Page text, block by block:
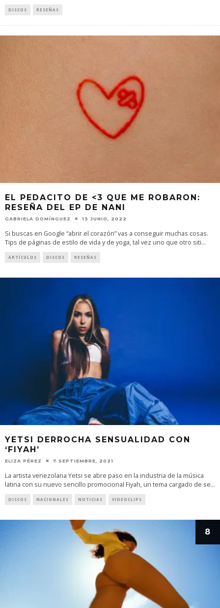
DISCOS RESEÑAS
EL PEDACITO DE <3 QUE ME ROBARON:
RESEÑA DEL EP DE NANI
GABRIELA DOMÍNGUEZ 13 JUNIO, 2022
Si buscas en Google “abrir el corazón” vas a conseguir muchas cosas.
Tips de páginas de estilo de vida y de yoga, tal vez uno que otro siti...
ARTÍCULOS DISCOS RESEÑAS
YETSI DERROCHA SENSUALIDAD CON
‘FIYAH’
ELIZA PÉREZ 7 SEPTIEMBRE, 2021
La artista venezolana Yetsi se abre paso en la industria de la música
latina con su nuevo sencillo promocional Fiyah, un tema cargado de se...
DISCOS NACIONALES NOTICIAS VIDEOCLIPS
8